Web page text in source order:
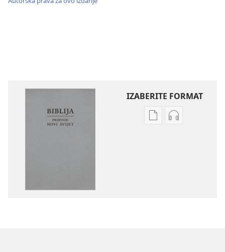
IZABERITE FORMAT
PostavkePostavke